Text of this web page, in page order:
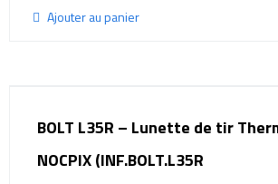
Ajouter au panier
BOLT L35R – Lunette de tir
NOCPIX (INF.BOLT.L35R